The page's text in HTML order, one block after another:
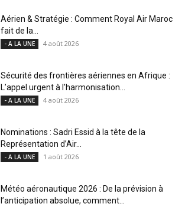
Aérien & Stratégie : Comment Royal Air Maroc
fait de la...
- A LA UNE 4 août 2026
Sécurité des frontières aériennes en Afrique :
L’appel urgent à l’harmonisation...
- A LA UNE 4 août 2026
Nominations : Sadri Essid à la tête de la
Représentation d’Air...
- A LA UNE 1 août 2026
Météo aéronautique 2026 : De la prévision à
l’anticipation absolue, comment...